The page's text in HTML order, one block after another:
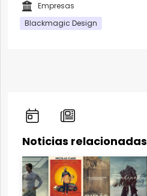
Empresas
Blackmagic Design
Noticias relacionadas